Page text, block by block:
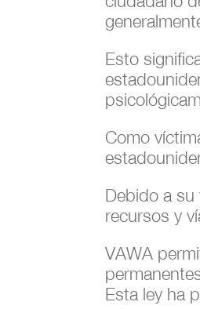
Esto
Como
Debido a
recursos y
VAWA
Esta ley ha